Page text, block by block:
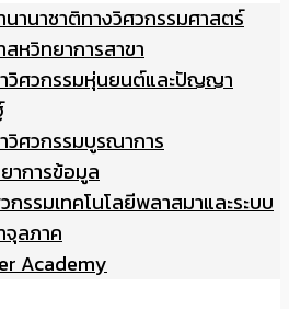
านาชาติทางวิศวกรรมศาสตร์
หวิทยาการสาขา
าวิศวกรรมหุ่นยนต์และปัญญา
วิศวกรรมบูรณาการ
าการข้อมูล
กรรมเทคโนโลยีพลาสมาและระบบ
ลภาค
Academy